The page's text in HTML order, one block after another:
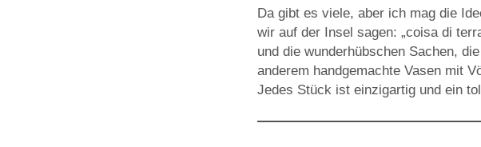
Da gibt es viele, aber ich mag die
wir auf der Insel sagen: „coisa di
und die wunderhübschen Sachen,
anderem handgemachte Vasen mit
Jedes Stück ist einzigartig und ein